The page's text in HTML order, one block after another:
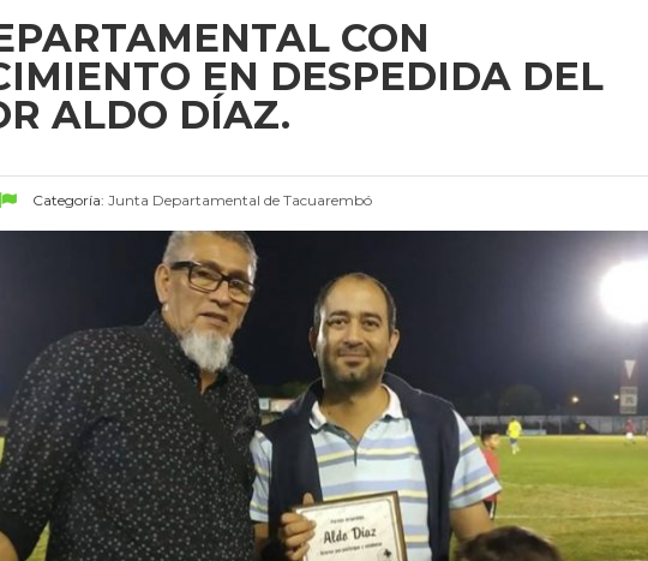
CON
EN DESPEDIDA DEL
ALDO DÍAZ.
Categoría: Junta Departamental de Tacuarembó